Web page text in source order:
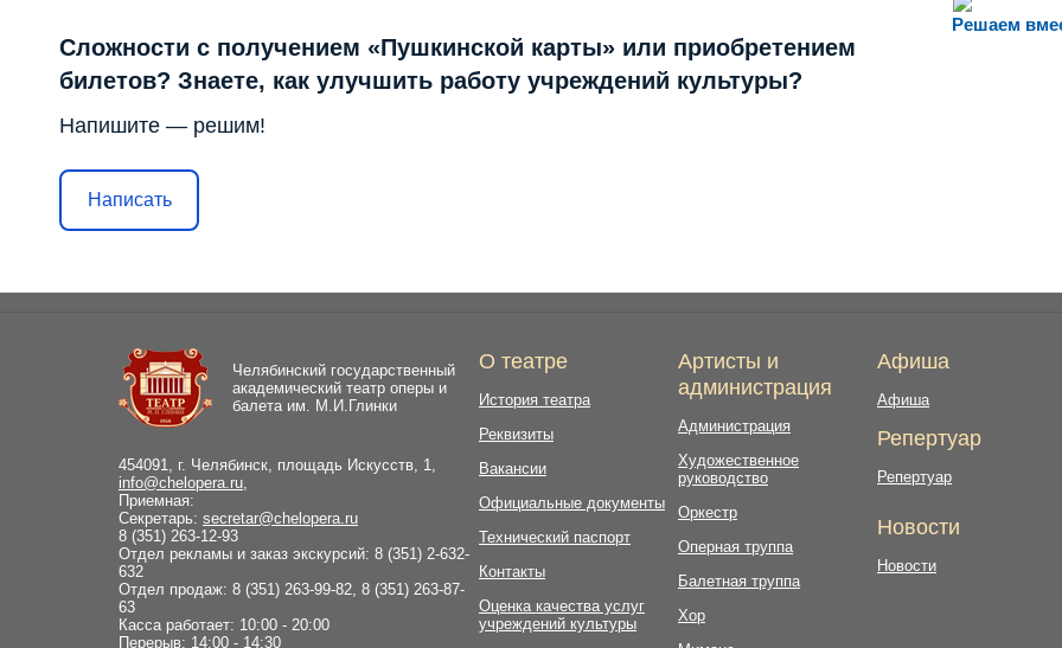
Решаем
Сложности с получением «Пушкинской карты» или приобретением
билетов? Знаете, как улучшить работу учреждений культуры?
Напишите — решим!
Написать
Челябинский государственный
академический театр оперы и
балета им. М.И.Глинки
454091, г. Челябинск, площадь Искусств, 1,
info@chelopera.ru
Приемная:
Секретарь: secretar@chelopera.ru
8 (351) 263-12-93
Отдел рекламы и заказ экскурсий: 8 (351) 2-632-
632
Отдел продаж: 8 (351) 263-99-82, 8 (351) 263-87-
63
Касса работает: 10:00 - 20:00
Перерыв: 14:00 - 14:30
О театре
История театра
Реквизиты
Вакансии
Официальные документы
Технический паспорт
Контакты
Оценка качества услуг
учреждений культуры
Артисты и
администрация
Администрация
Художественное
руководство
Оркестр
Оперная труппа
Балетная труппа
Хор
Афиша
Афиша
Репертуар
Репертуар
Новости
Новости